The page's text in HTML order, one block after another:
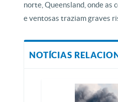
norte, Queensland, onde as
e ventosas traziam graves
NOTÍCIAS